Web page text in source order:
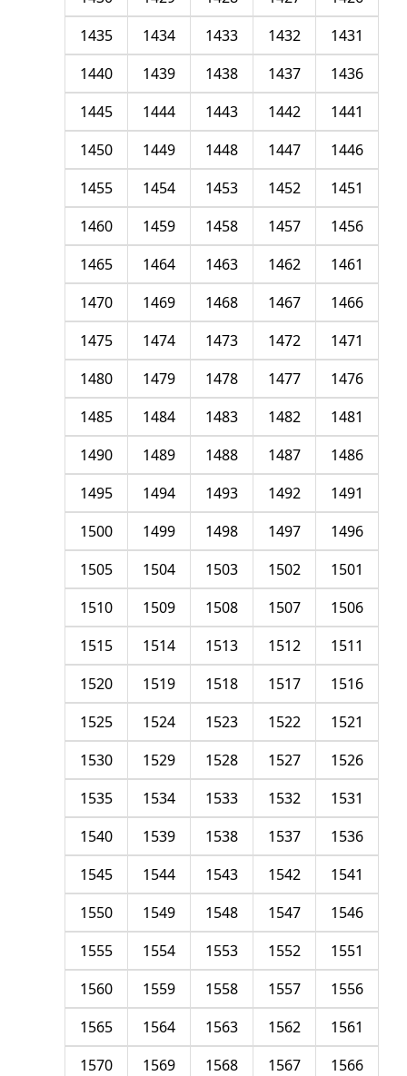
1431
1432
1433
1434
1435
1436
1437
1438
1439
1440
1441
1442
1443
1444
1445
1446
1447
1448
1449
1450
1451
1452
1453
1454
1455
1456
1457
1458
1459
1460
1461
1462
1463
1464
1465
1466
1467
1468
1469
1470
1471
1472
1473
1474
1475
1476
1477
1478
1479
1480
1481
1482
1483
1484
1485
1486
1487
1488
1489
1490
1491
1492
1493
1494
1495
1496
1497
1498
1499
1500
1501
1502
1503
1504
1505
1506
1507
1508
1509
1510
1511
1512
1513
1514
1515
1516
1517
1518
1519
1520
1521
1522
1523
1524
1525
1526
1527
1528
1529
1530
1531
1532
1533
1534
1535
1536
1537
1538
1539
1540
1541
1542
1543
1544
1545
1546
1547
1548
1549
1550
1551
1552
1553
1554
1555
1556
1557
1558
1559
1560
1561
1562
1563
1564
1565
1566
1567
1568
1569
1570